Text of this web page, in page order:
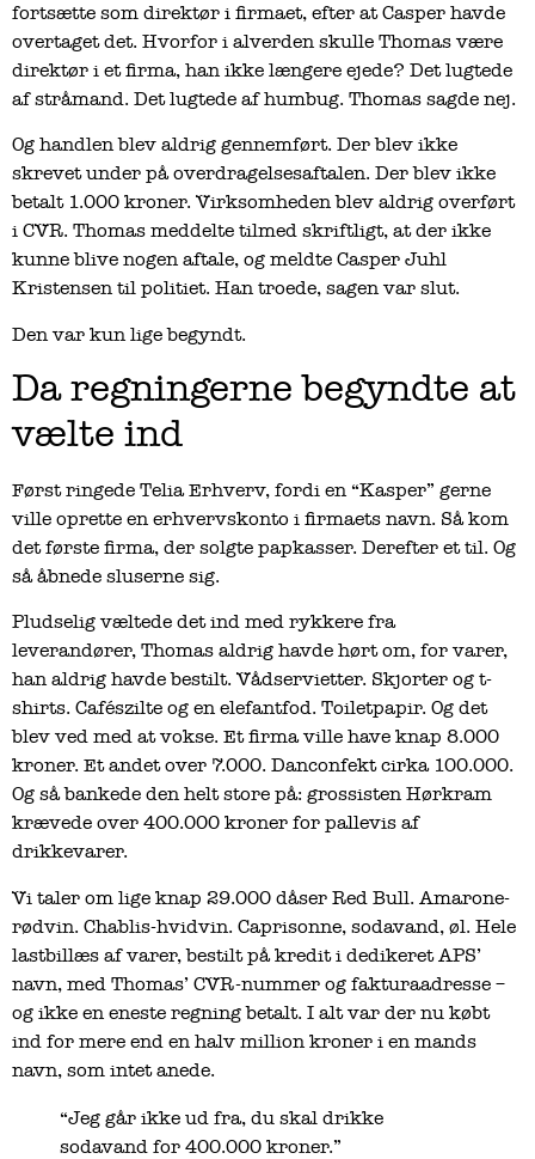
fortsætte som direktør i firmaet, efter at Casper havde
overtaget det. Hvorfor i alverden skulle Thomas være
direktør i et firma, han ikke længere ejede? Det lugtede
af stråmand. Det lugtede af humbug. Thomas sagde nej.
Og handlen blev aldrig gennemført. Der blev ikke
skrevet under på overdragelsesaftalen. Der blev ikke
betalt 1.000 kroner. Virksomheden blev aldrig overført
i CVR. Thomas meddelte tilmed skriftligt, at der ikke
kunne blive nogen aftale, og meldte Casper Juhl
Kristensen til politiet. Han troede, sagen var slut.
Den var kun lige begyndt.
Da regningerne begyndte at
vælte ind
Først ringede Telia Erhverv, fordi en “Kasper” gerne
ville oprette en erhvervskonto i firmaets navn. Så kom
det første firma, der solgte papkasser. Derefter et til. Og
så åbnede sluserne sig.
Pludselig væltede det ind med rykkere fra
leverandører, Thomas aldrig havde hørt om, for varer,
han aldrig havde bestilt. Vådservietter. Skjorter og t-
shirts. Cafészilte og en elefantfod. Toiletpapir. Og det
blev ved med at vokse. Et firma ville have knap 8.000
kroner. Et andet over 7.000. Danconfekt cirka 100.000.
Og så bankede den helt store på: grossisten Hørkram
krævede over 400.000 kroner for pallevis af
drikkevarer.
Vi taler om lige knap 29.000 dåser Red Bull. Amarone-
rødvin. Chablis-hvidvin. Caprisonne, sodavand, øl. Hele
lastbillæs af varer, bestilt på kredit i dedikeret APS’
navn, med Thomas’ CVR-nummer og fakturaadresse –
og ikke en eneste regning betalt. I alt var der nu købt
ind for mere end en halv million kroner i en mands
navn, som intet anede.
“Jeg går ikke ud fra, du skal drikke
sodavand for 400.000 kroner.”